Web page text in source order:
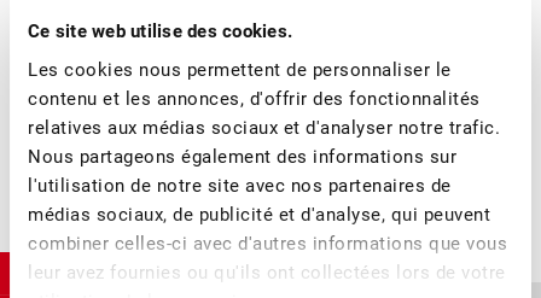
Ce site web utilise des cookies.
Les cookies nous permettent de personnaliser le
contenu et les annonces, d'offrir des fonctionnalités
relatives aux médias sociaux et d'analyser notre trafic.
Nous partageons également des informations sur
l'utilisation de notre site avec nos partenaires de
médias sociaux, de publicité et d'analyse, qui peuvent
combiner celles-ci avec d'autres informations que vous
leur avez fournies ou qu'ils ont collectées lors de votre
BULLETIN D'INFORMATION NOIX TRANSFORMÉES
2021/2022